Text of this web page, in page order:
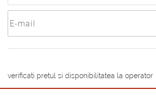
verificati pretul si disponibilitatea la operator